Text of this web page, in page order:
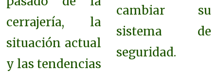
cerrajería, la
situación actual
y las tendencias
cambiar su
sistema de
seguridad.